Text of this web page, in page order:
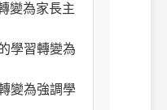
變為家長主
學習轉變為
變為強調學